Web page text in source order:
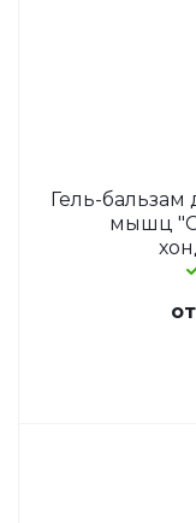
Гель-бальзам
мышц
от